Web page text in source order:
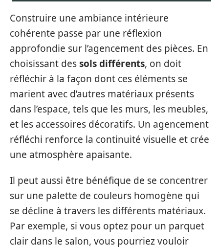
Construire une ambiance intérieure
cohérente passe par une réflexion
approfondie sur l’agencement des pièces. En
choisissant dessols différents, on doit
réfléchir à la façon dont ces éléments se
marient avec d’autres matériaux présents
dans l’espace, tels que les murs, les meubles,
et les accessoires décoratifs. Un agencement
réfléchi renforce la continuité visuelle et crée
une atmosphère apaisante.
Il peut aussi être bénéfique de se concentrer
sur une palette de couleurs homogène qui
se décline à travers les différents matériaux.
Par exemple, si vous optez pour un parquet
clair dans le salon, vous pourriez vouloir